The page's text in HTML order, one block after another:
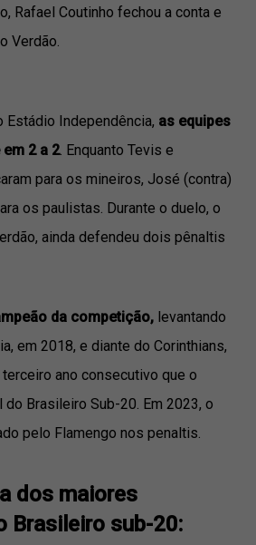
Rafael Coutinho fechou a conta e
Verdão.
Estádio Independência, as equipes
2 a 2. Enquanto Tevis e
para os mineiros, José (contra)
os paulistas. Durante o duelo, o
ainda defendeu dois pênaltis
da competição,levantando
em 2018, e diante do Corinthians,
ano consecutivo que o
do Brasileiro Sub-20. Em 2023, o
pelo Flamengo nos penaltis.
dos maiores
Brasileiro sub-20: